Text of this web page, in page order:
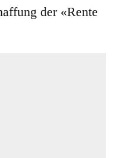
der «Rente